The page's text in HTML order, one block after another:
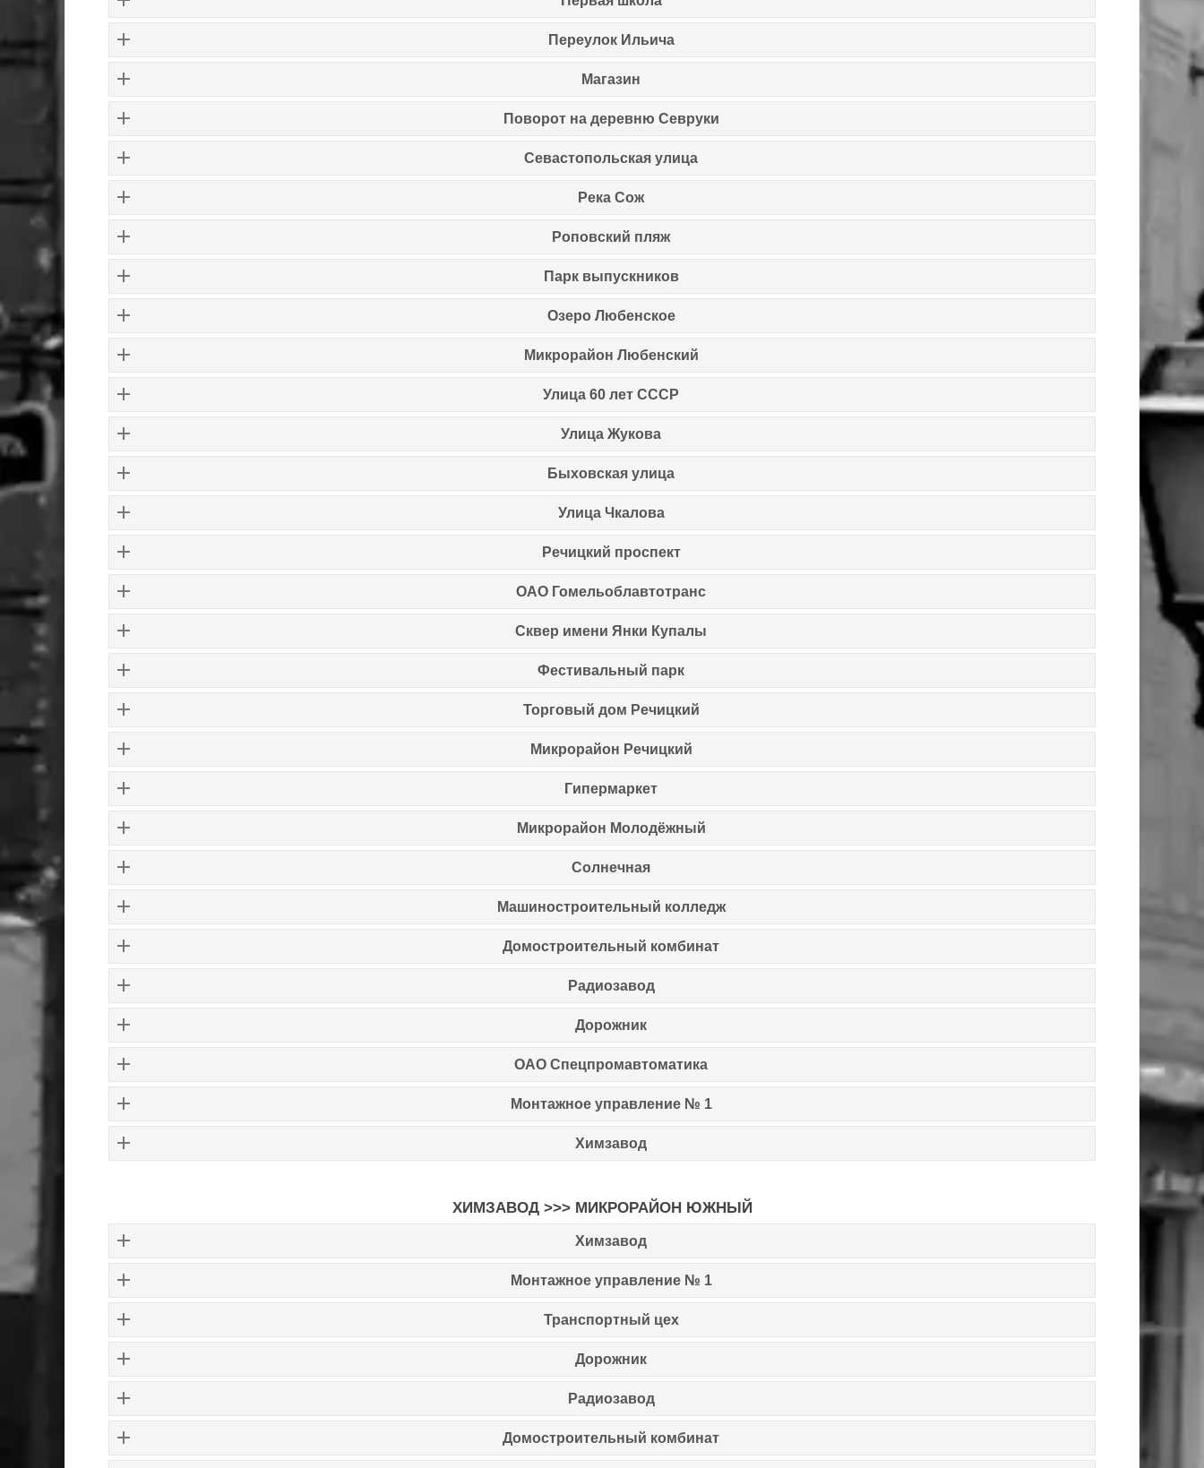
Переулок Ильича
Магазин
Поворот на деревню Севруки
Севастопольская улица
Река Сож
Роповский пляж
Парк выпускников
Озеро Любенское
Микрорайон Любенский
Улица 60 лет СССР
Улица Жукова
Быховская улица
Улица Чкалова
Речицкий проспект
ОАО Гомельоблавтотранс
Сквер имени Янки Купалы
Фестивальный парк
Торговый дом Речицкий
Микрорайон Речицкий
Гипермаркет
Микрорайон Молодёжный
Солнечная
Машиностроительный колледж
Домостроительный комбинат
Радиозавод
Дорожник
ОАО Спецпромавтоматика
Монтажное управление № 1
Химзавод
ХИМЗАВОД >>>МИКРОРАЙОН ЮЖНЫЙ
Химзавод
Монтажное управление № 1
Транспортный цех
Дорожник
Радиозавод
Домостроительный комбинат